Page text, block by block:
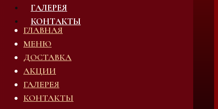
ГАЛЕРЕЯ
КОНТАКТЫ
ГЛАВНАЯ
МЕНЮ
ДОСТАВКА
АКЦИИ
ГАЛЕРЕЯ
КОНТАКТЫ